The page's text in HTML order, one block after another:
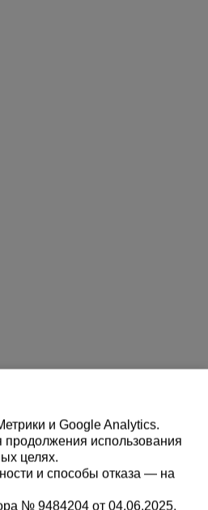
и Google Analytics.
продолжения использования
целях.
и способы отказа — на
№ 9484204 от 04.06.2025.